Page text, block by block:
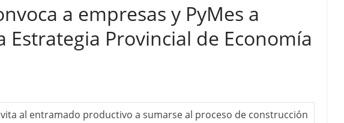
a empresas y PyMes a
Estrategia Provincial de Economía
al entramado productivo a sumarse al proceso de construcción